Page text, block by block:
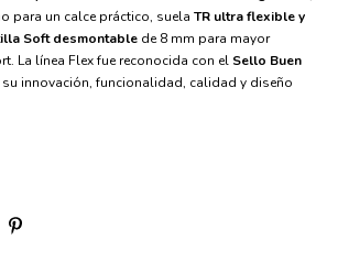
para un calce práctico, suela TR ultra flexible y
Soft desmontable de 8 mm para mayor
La línea Flex fue reconocida con el Sello Buen
innovación, funcionalidad, calidad y diseño